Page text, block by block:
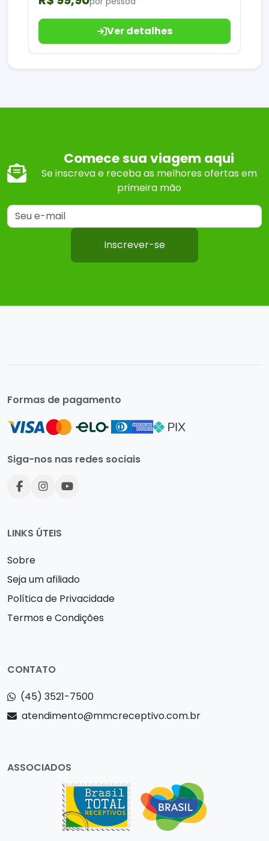
Ver detalhes
Comece sua viagem aqui
Se inscreva e receba as melhores ofertas em
primeira mão
Inscrever-se
Formas de pagamento
Siga-nos nas redes sociais
LINKS ÚTEIS
Sobre
Seja um afiliado
Política de Privacidade
Termos e Condições
CONTATO
(45) 3521-7500
atendimento@mmcreceptivo.com.br
ASSOCIADOS